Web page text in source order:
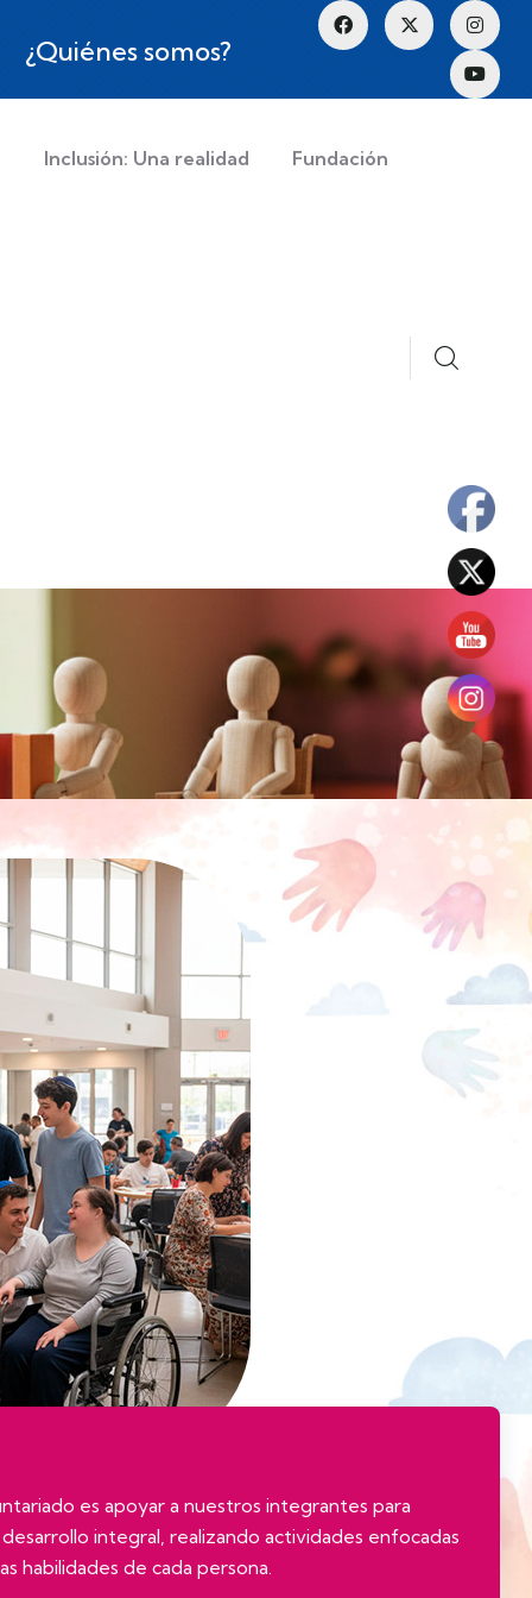
¿Quiénes somos?
Inclusión: Una realidad Fundación
es apoyar a nuestros integrantes para
integral, realizando actividades enfocadas
habilidades de cada persona.